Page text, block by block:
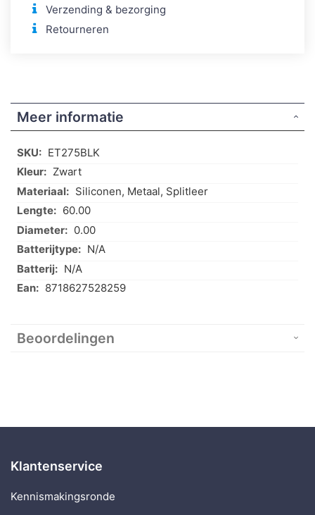
Verzending & bezorging
Retourneren
Meer informatie
Meer
informatie
ET275BLK
Zwart
Siliconen, Metaal, Splitleer
60.00
0.00
N/A
N/A
8718627528259
Beoordelingen
Klantenservice
Kennismakingsronde